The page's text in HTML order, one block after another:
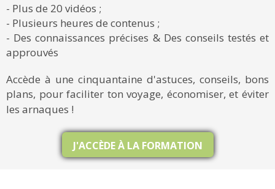
- Plus de 20 vidéos ;
- Plusieurs heures de contenus ;
- Des connaissances précises & Des conseils testés et
approuvés
Accède à une cinquantaine d'astuces, conseils, bons
plans, pour faciliter ton voyage, économiser, et éviter
les arnaques !
J'ACCÈDE À LA FORMATION